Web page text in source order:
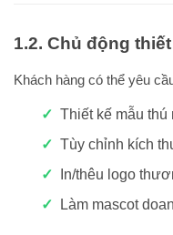
1.2. Chủ động
Khách hàng có thể yêu
Thiết kế mẫu thú
Tùy chỉnh kích
In/thêu logo
Làm mascot